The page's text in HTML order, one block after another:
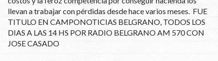
llevan a trabajar con pérdidas desde hace varios meses. FUE
TITULO EN CAMPONOTICIAS BELGRANO, TODOS LOS
DIAS A LAS 14 HS POR RADIO BELGRANO AM 570 CON
JOSE CASADO